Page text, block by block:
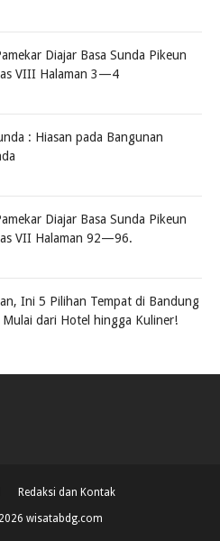
Diajar Basa Sunda Pikeun
VIII Halaman 3—4
: Hiasan pada Bangunan
Diajar Basa Sunda Pikeun
VII Halaman 92—96.
Ini 5 Pilihan Tempat di Bandung
dari Hotel hingga Kuliner!
Redaksi dan Kontak
2026 wisatabdg.com